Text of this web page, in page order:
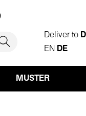
Deliver to
EN DE
MUSTER